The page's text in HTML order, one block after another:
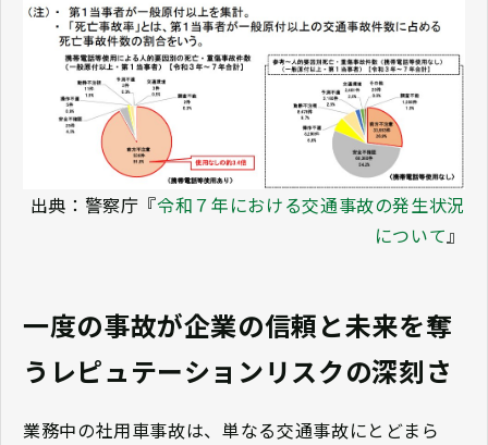
出典：警察庁『令和７年における交通事故の発生状況
について 』
一度の事故が企業の信頼と未来を奪
うレピュテーションリスクの深刻さ
業務中の社用車事故は、単なる交通事故にとどまら